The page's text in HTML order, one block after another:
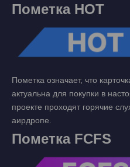
Пометка HOT
Пометка означает, что
актуальна для покупки в
проекте проходят горячие
аирдропе.
Пометка FCFS